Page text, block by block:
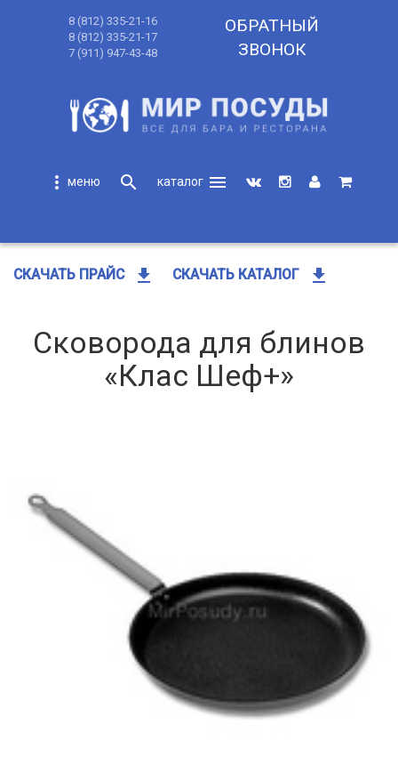
8 (812) 335-21-16
8 (812) 335-21-17
7 (911) 947-43-48
ОБРАТНЫЙ
ЗВОНОК
more_vert search
menu
СКАЧАТЬ ПРАЙС get_app СКАЧАТЬ КАТАЛОГ get_app
Сковорода для блинов
«Клас Шеф+»